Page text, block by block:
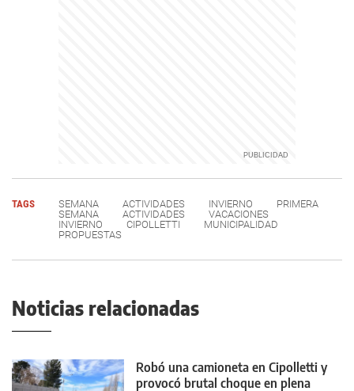
TAGS SEMANA ACTIVIDADES INVIERNO
PRIMERA
SEMANA
ACTIVIDADES
VACACIONES
INVIERNO
CIPOLLETTI
MUNICIPALIDAD
PROPUESTAS
Noticias relacionadas
Robó una camioneta en Cipolletti y
provocó brutal choque en plena